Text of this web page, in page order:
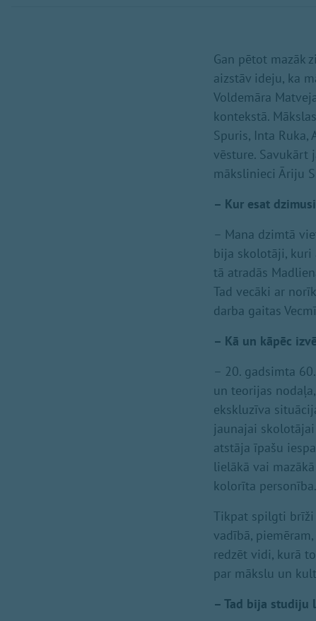
Gan pētot mazāk
aizstāv ideju, ka
Voldemāra
kontekstā.
Spuris, Inta Ruka,
vēsture. Savukārt
mākslinieci Āriju
– Kur esat
– Mana dzimtā
bija skolotāji, kuri
tā atradās
Tad vecāki ar
darba gaitas
– Kā un kāpēc
– 20. gadsimta
un teorijas
ekskluzīva
jaunajai
atstāja īpašu
lielākā vai
kolorīta
Tikpat spilgti brīži
vadībā,
redzēt vidi, kurā
par mākslu un
– Tad bija studiju